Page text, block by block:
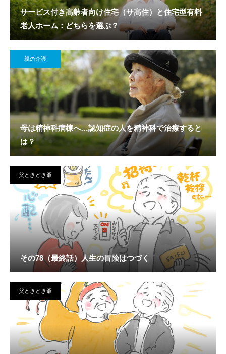
サービス付き高齢者向け住宅（サ高住）と住宅型有料
老人ホーム：どちらを選ぶ？
親の介護
母は精神科病棟へ…認知症の人を精神科で治療すると
は？
父ときどき爺
その78（最終話）人生の冒険はつづく
父ときどき爺